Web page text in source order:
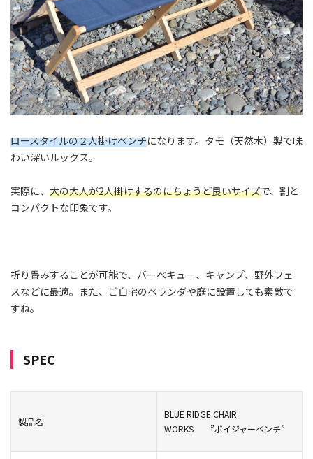
ロースタイルの２人掛けベンチになります。タモ（天然木）製で味
わい深いルックス。
実際に、 大の大人が2人掛けするのにちょうど良いサイズで、割と
コンパクトな印象です。
折り畳みすることが可能で、バーベキュー、キャンプ、野外フェ
スなどに最適。また、ご自宅のベランダや庭に設置しても素敵で
すね。
SPEC
製品名
BLUE RIDGE CHAIR
WORKS ”ボイジャーベンチ”